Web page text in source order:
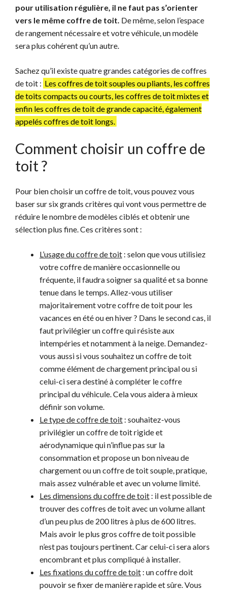
pour utilisation régulière, il ne faut pas s’orienter
vers le même coffre de toit. De même, selon l’espace
de rangement nécessaire et votre véhicule, un modèle
sera plus cohérent qu’un autre.
Sachez qu’il existe quatre grandes catégories de coffres
de toit : Les coffres de toit souples ou pliants, les coffres
de toits compacts ou courts, les coffres de toit mixtes et
enfin les coffres de toit de grande capacité, également
appelés coffres de toit longs.
Comment choisir un coffre de
toit ?
Pour bien choisir un coffre de toit, vous pouvez vous
baser sur six grands critères qui vont vous permettre de
réduire le nombre de modèles ciblés et obtenir une
sélection plus fine. Ces critères sont :
L’usage du coffre de toit : selon que vous utilisiez
votre coffre de manière occasionnelle ou
fréquente, il faudra soigner sa qualité et sa bonne
tenue dans le temps. Allez-vous utiliser
majoritairement votre coffre de toit pour les
vacances en été ou en hiver ? Dans le second cas, il
faut privilégier un coffre qui résiste aux
intempéries et notamment à la neige. Demandez-
vous aussi si vous souhaitez un coffre de toit
comme élément de chargement principal ou si
celui-ci sera destiné à compléter le coffre
principal du véhicule. Cela vous aidera à mieux
définir son volume.
Le type de coffre de toit : souhaitez-vous
privilégier un coffre de toit rigide et
aérodynamique qui n’influe pas sur la
consommation et propose un bon niveau de
chargement ou un coffre de toit souple, pratique,
mais assez vulnérable et avec un volume limité.
Les dimensions du coffre de toit : il est possible de
trouver des coffres de toit avec un volume allant
d’un peu plus de 200 litres à plus de 600 litres.
Mais avoir le plus gros coffre de toit possible
n’est pas toujours pertinent. Car celui-ci sera alors
encombrant et plus compliqué à installer.
Les fixations du coffre de toit : un coffre doit
pouvoir se fixer de manière rapide et sûre. Vous